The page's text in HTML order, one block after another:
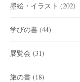
墨絵・イラスト (202)
学びの書 (44)
展覧会 (31)
旅の書 (18)